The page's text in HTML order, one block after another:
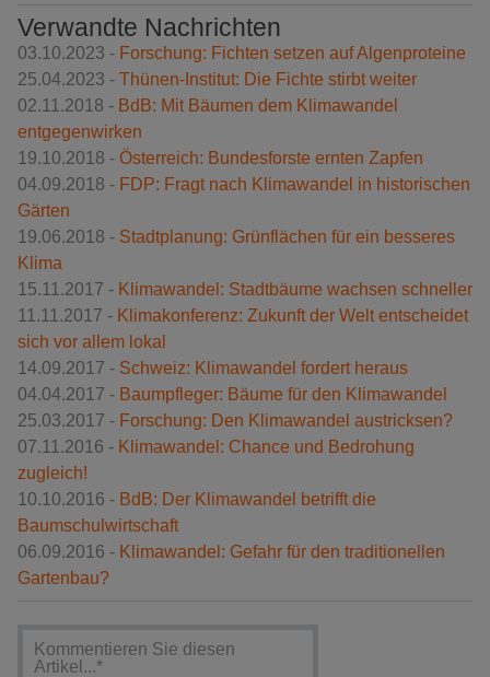
Verwandte Nachrichten
03.10.2023 - Forschung: Fichten setzen auf Algenproteine
25.04.2023 - Thünen-Institut: Die Fichte stirbt weiter
02.11.2018 - BdB: Mit Bäumen dem Klimawandel
entgegenwirken
19.10.2018 - Österreich: Bundesforste ernten Zapfen
04.09.2018 - FDP: Fragt nach Klimawandel in historischen
Gärten
19.06.2018 - Stadtplanung: Grünflächen für ein besseres
Klima
15.11.2017 - Klimawandel: Stadtbäume wachsen schneller
11.11.2017 - Klimakonferenz: Zukunft der Welt entscheidet
sich vor allem lokal
14.09.2017 - Schweiz: Klimawandel fordert heraus
04.04.2017 - Baumpfleger: Bäume für den Klimawandel
25.03.2017 - Forschung: Den Klimawandel austricksen?
07.11.2016 - Klimawandel: Chance und Bedrohung
zugleich!
10.10.2016 - BdB: Der Klimawandel betrifft die
Baumschulwirtschaft
06.09.2016 - Klimawandel: Gefahr für den traditionellen
Gartenbau?